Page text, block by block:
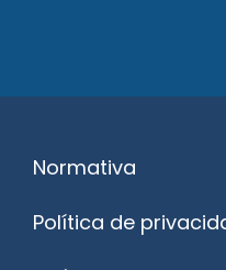
Normativa
Política de